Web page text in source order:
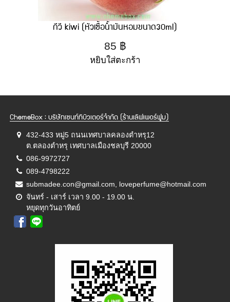
กีวี kiwi (หัวเชื้อน้ำมันหอมขนาด30ml)
85 ฿
หยิบใส่ตะกร้า
ChemeBox : บริษัทเซนท์ทิบิวเตอร์จำกัด (ร้านเลิฟเพอร์ฟูม)
432-433 หมู่5 ถนนเทศบาลคลองตำหรุ12
ต.ตลองตำหรุ เทศบาลเมืองชลบุรี 20000
086-9972727
089-4798222
submadee.con@gmail.com, loveperfume@hotmail.com
จันทร์ - เสาร์ เวลา 9.00 - 19.00 น.
หยุดทุกวันอาทิตย์